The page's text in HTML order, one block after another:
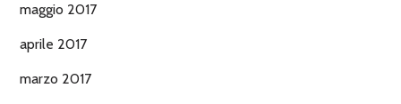
maggio 2017
aprile 2017
marzo 2017